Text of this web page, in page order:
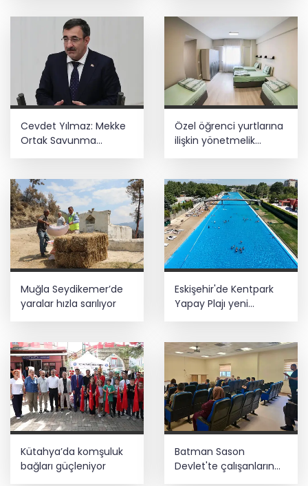
Ödülü... Kamu kategorisinde zirvede
Cevdet Yılmaz: Mekke
Ortak Savunma
Anlaşması bölgesel
sağlayacak
Özel öğrenci yurtlarına
ilişkin yönetmelik
değişikliği... Geçiş süresi
Muğla Seydikemer’de
yaralar hızla sarılıyor
Eskişehir'de Kentpark
Yapay Plajı yeni
Kütahya’da komşuluk
bağları güçleniyor
Batman Sason
Devlet'te çalışanların